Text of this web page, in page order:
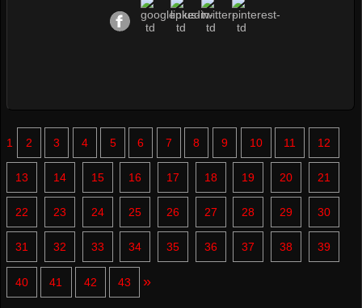
1 2 3 4 5 6 7 8 9 10 11 12
13 14 15 16 17 18 19 20 21
22 23 24 25 26 27 28 29 30
31 32 33 34 35 36 37 38 39
40 41 42 43 »